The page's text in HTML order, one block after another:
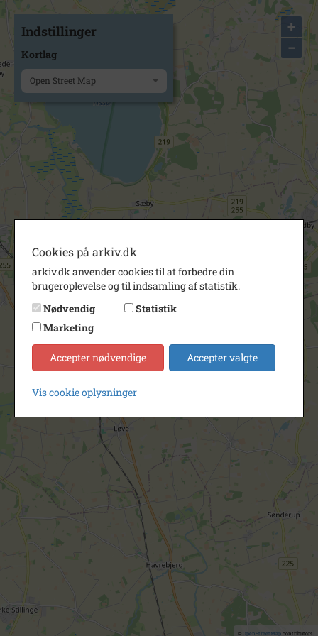
+
−
© OpenStreetMapcontributors.
Indstillinger
Kortlag
Open Street Map
Cookies på arkiv.dk
arkiv.dk anvender cookies til at forbedre din
brugeroplevelse og til indsamling af statistik.
Nødvendig
Statistik
Marketing
Accepter nødvendige Accepter valgte
Vis cookie oplysninger